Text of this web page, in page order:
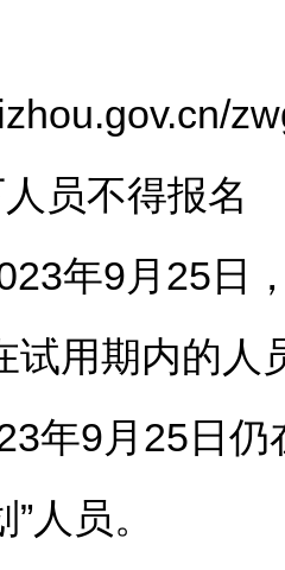
员不得报名
年9月25日，
试用期内的人
年9月25日
人员。